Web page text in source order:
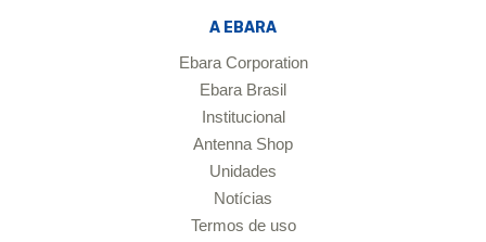
A EBARA
Ebara Corporation
Ebara Brasil
Institucional
Antenna Shop
Unidades
Notícias
Termos de uso